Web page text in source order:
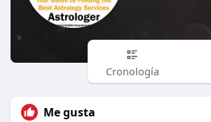
Cronología
Me gusta